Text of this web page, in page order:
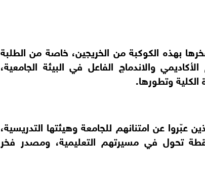
بهذه الكوكبة من الخريجين، خاصة من الطلبة
والاندماج الفاعل في البيئة الجامعية،
وتطورها.
عبّروا عن امتنانهم للجامعة وهيئتها التدريسية،
تحول في مسيرتهم التعليمية، ومصدر فخر